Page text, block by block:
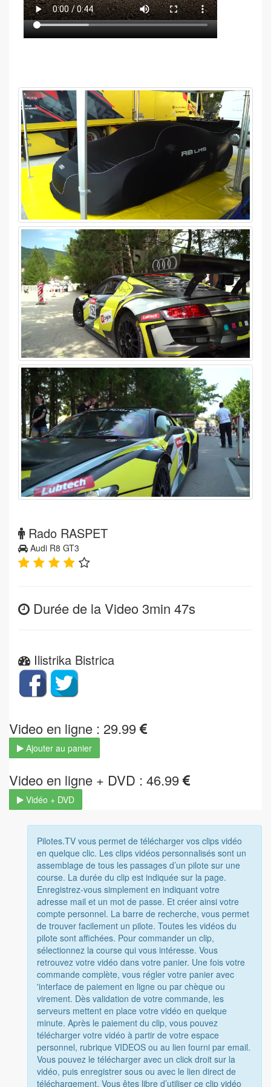
Rado RASPET
Audi R8 GT3
Durée de la Video 3min 47s
Ilistrika Bistrica
Video en ligne : 29.99
Ajouter au panier
Video en ligne + DVD : 46.99
Vidéo + DVD
Pilotes.TV vous permet de télécharger vos clips vidéo
en quelque clic. Les clips vidéos personnalisés sont un
assemblage de tous les passages d’un pilote sur une
course. La durée du clip est indiquée sur la page.
Enregistrez-vous simplement en indiquant votre
adresse mail et un mot de passe. Et créer ainsi votre
compte personnel. La barre de recherche, vous permet
de trouver facilement un pilote. Toutes les vidéos du
pilote sont affichées. Pour commander un clip,
sélectionnez la course qui vous intéresse. Vous
retrouvez votre vidéo dans votre panier. Une fois votre
commande complète, vous régler votre panier avec
'interface de paiement en ligne ou par chèque ou
virement. Dès validation de votre commande, les
serveurs mettent en place votre vidéo en quelque
minute. Après le paiement du clip, vous pouvez
télécharger votre vidéo à partir de votre espace
personnel, rubrique VIDEOS ou au lien fourni par email.
Vous pouvez le télécharger avec un click droit sur la
vidéo, puis enregistrer sous ou avec le lien direct de
téléchargement. Vous êtes libre d’utiliser ce clip vidéo